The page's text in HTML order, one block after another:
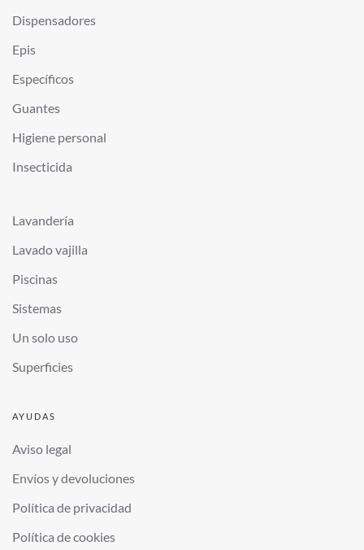
Dispensadores
Epis
Específicos
Guantes
Higiene personal
Insecticida
Lavandería
Lavado vajilla
Piscinas
Sistemas
Un solo uso
Superficies
AYUDAS
Aviso legal
Envíos y devoluciones
Política de privacidad
Política de cookies